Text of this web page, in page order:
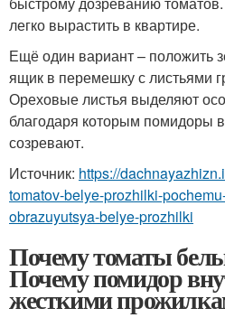
легко вырастить в квартире.
Ещё один вариант – положить
ящик в перемешку с листьями
Ореховые листья выделяют
благодаря которым помидоры
созревают.
Источник: https://
tomatov-belye-prozhilki-
obrazuyutsya-belye-prozhilki
Почему томаты
Почему помидор
жесткими